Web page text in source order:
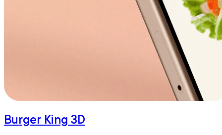
Burger King 3D